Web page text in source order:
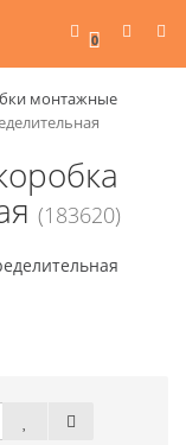
0
монтажные
(183620)